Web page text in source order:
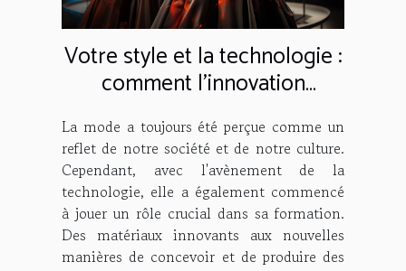
Votre style et la technologie :
comment l'innovation
façonne la mode
La mode a toujours été perçue comme un
reflet de notre société et de notre culture.
Cependant, avec l'avènement de la
technologie, elle a également commencé
à jouer un rôle crucial dans sa formation.
Des matériaux innovants aux nouvelles
manières de concevoir et de produire des